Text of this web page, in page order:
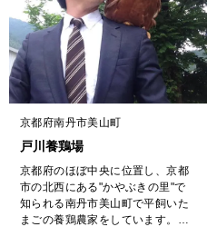
京都府南丹市美山町
戸川養鶏場
京都府のほぼ中央に位置し、京都
市の北西にある"かやぶきの里"で
知られる南丹市美山町で平飼いた
まごの養鶏農家をしています。